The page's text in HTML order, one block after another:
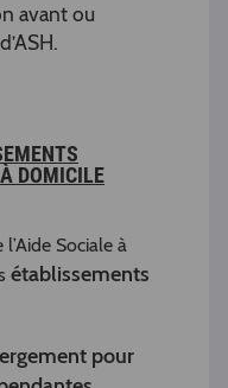
avant ou
DOMICILE
Sociale à
établissements
pour